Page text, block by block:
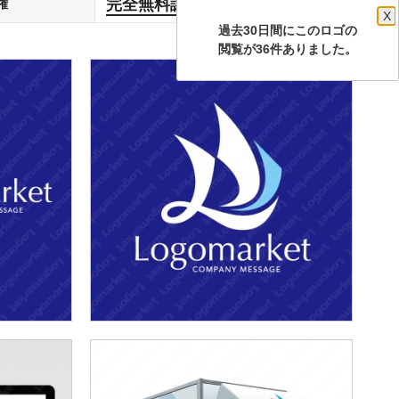
過去30日間にこのロゴの
X
閲覧が36件ありました。